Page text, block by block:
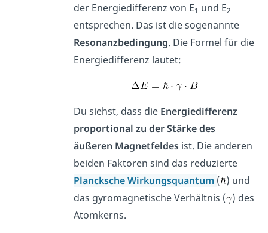
der Energiedifferenz von E1 und E2
entsprechen. Das ist die sogenannte
Resonanzbedingung. Die Formel für die
Energiedifferenz lautet:
Du siehst, dass die Energiedifferenz
proportional zu der Stärke des
äußeren Magnetfeldesist. Die anderen
beiden Faktoren sind das reduzierte
Plancksche Wirkungsquantum ( ) und
das gyromagnetische Verhältnis ( ) des
Atomkerns.